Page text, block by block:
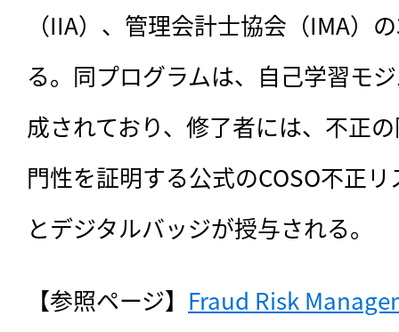
（IIA）、管理会計士協会（IMA）
る。同プログラムは、自己学習モ
成されており、修了者には、不正
門性を証明する公式のCOSO不正
とデジタルバッジが授与される。
【参照ページ】 Fraud Risk